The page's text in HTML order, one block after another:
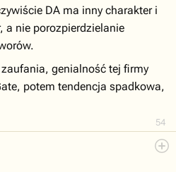
54
DA ma inny charakter i
a nie porozpierdzielanie
genialność tej firmy
potem tendencja spadkowa,